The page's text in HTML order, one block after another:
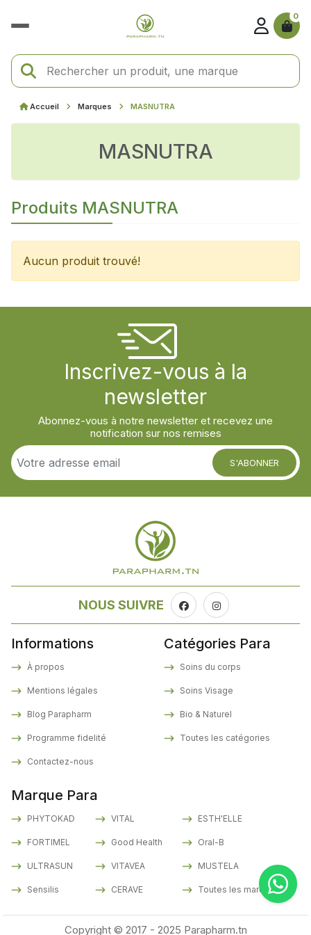
0
Accueil Marques MASNUTRA
MASNUTRA
Produits MASNUTRA
Aucun produit trouvé!
Inscrivez-vous à la
newsletter
Abonnez-vous à notre newsletter et recevez une
notification sur nos remises
S'ABONNER
NOUS SUIVRE
Informations
À propos
Mentions légales
Blog Parapharm
Programme fidelité
Contactez-nous
Marque Para
PHYTOKAD
FORTIMEL
ULTRASUN
Sensilis
VITAL
Good Health
VITAVEA
CERAVE
ESTH'ELLE
Oral-B
MUSTELA
Toutes les marques
Catégories Para
Soins du corps
Soins Visage
Bio & Naturel
Toutes les catégories
Copyright © 2017 - 2025 Parapharm.tn